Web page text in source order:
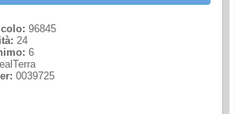
96845
24
6
0039725